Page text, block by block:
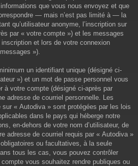
que vous nous envoyez et que
— mais n’est pas limité à — la
qu’utilisateur anonyme, l’inscription sur
par « votre compte ») et les messages
et lors de votre connexion
»).
un identifiant unique (désigné ci-
») et un mot de passe personnel vous
à votre compte (désigné ci-après par
adresse de courriel personnelle. Les
« Autodiva » sont protégées par les lois
dans le pays qui héberge notre
en-dehors de votre nom d’utilisateur, de
adresse de courriel requis par « Autodiva »
ou facultatives, à la seule
tous les cas, vous pouvez contrôler
vous souhaitez rendre publiques ou